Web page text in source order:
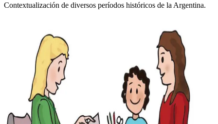
Contextualización de diversos períodos históricos de la Argentina.